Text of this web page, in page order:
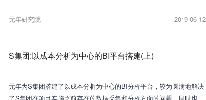
心竞争力提升为主要关注方向，形成了具有中国特色的跨国制造业企业
元年研究院 2019-06-12
S集团:以成本分析为中心的BI平台搭建(上)
元年为S集团搭建了以成本分析为中心的BI分析平台，较为圆满地解决
了S集团在项目实施之前存在的数据采集和分析方面的问题，同时也满